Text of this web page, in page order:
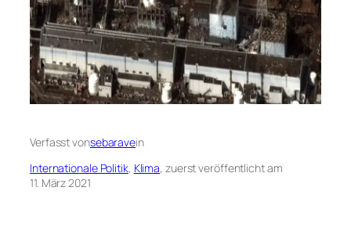
Verfasst vonsebaravein
Internationale Politik, Klima, zuerst veröffentlicht am
11. März 2021